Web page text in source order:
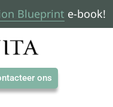
Blueprint e-book!
ons